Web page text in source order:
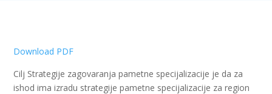
Download PDF
Cilj Strategije zagovaranja pametne specijalizacije je da za
ishod ima izradu strategije pametne specijalizacije za region